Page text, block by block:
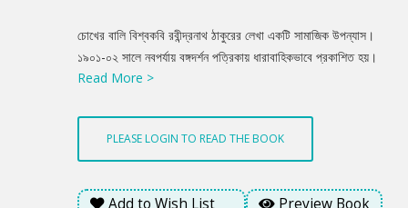
Product
Summery
চোখের বালি বিশ্বকবি রবীন্দ্রনাথ ঠাকুরের লেখা একটি সামাজিক উপন্যাস।
১৯০১-০২ সালে নবপর্যায় বঙ্গদর্শন পত্রিকায় ধারাবাহিকভাবে প্রকাশিত হয়।
১৯০৩ সালে বই আকারে প্রকাশিত হয়। উপন্যাসের বিষয় ‘সমাজ ও
হল :মহেন্দ্র, আশা, বিহারী, বিনোদিনী, রাজলক্ষ্মী, অন্নপূর্ণা। মহেন্দ্র তার মা
রাজলক্ষ্মীর প্রথম অনুরোধে বিনোদিনীকে বিবাহ করে না। কিন্তু পরে তার কাকীর
অনুরোধে আশাকে বিয়ে করে কিন্তু আশাকে বিয়ে করে সে তার মা কাকী ও
পুরাতন বন্ধু বিহারীকে ভুলে যায়। কিন্তু শেষে নানা বাধা বিঘ্ন শেষে আবারও
Read More >
PLEASE LOGIN TO READ THE BOOK
Add to Wish List Preview Book